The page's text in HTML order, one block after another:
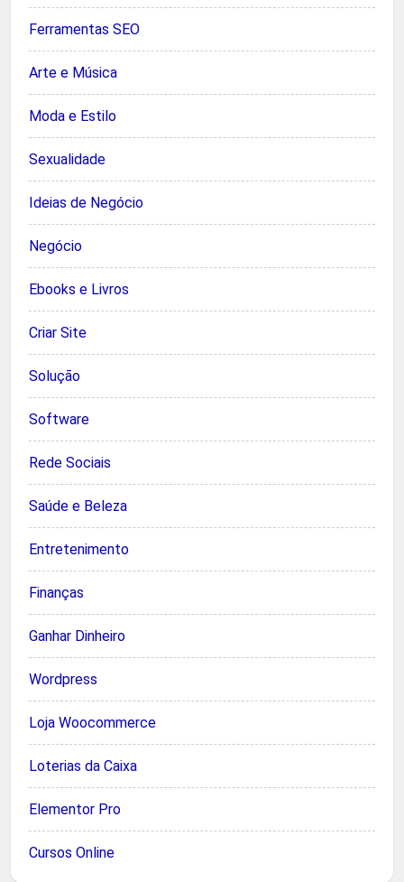
Ferramentas SEO
Arte e Música
Moda e Estilo
Sexualidade
Ideias de Negócio
Negócio
Ebooks e Livros
Criar Site
Solução
Software
Rede Sociais
Saúde e Beleza
Entretenimento
Finanças
Ganhar Dinheiro
Wordpress
Loja Woocommerce
Loterias da Caixa
Elementor Pro
Cursos Online